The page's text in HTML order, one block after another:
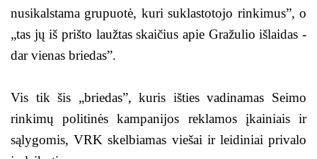
nusikalstama grupuotė, kuri suklastotojo rinkimus”, o
„tas jų iš prišto laužtas skaičius apie Gražulio išlaidas -
dar vienas briedas”.
Vis tik šis „briedas”, kuris išties vadinamas Seimo
rinkimų politinės kampanijos reklamos įkainiais ir
sąlygomis, VRK skelbiamas viešai ir leidiniai privalo